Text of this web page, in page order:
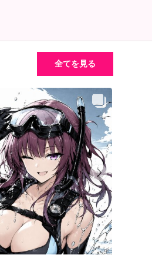
全てを見る